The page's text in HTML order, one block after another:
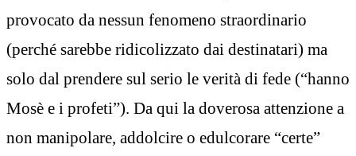
provocato da nessun fenomeno straordinario
(perché sarebbe ridicolizzato dai destinatari) ma
solo dal prendere sul serio le verità di fede (“hanno
Mosè e i profeti”). Da qui la doverosa attenzione a
non manipolare, addolcire o edulcorare “certe”